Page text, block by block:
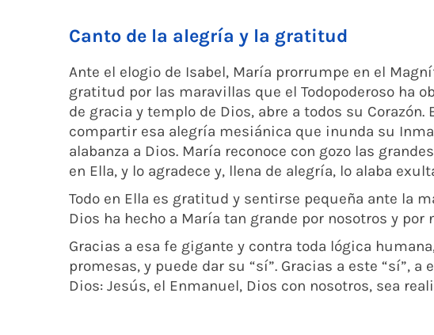
Canto de la alegría y la gratitud
Ante el elogio de Isabel, María prorrumpe en el
gratitud por las maravillas que el Todopoderoso ha
de gracia y templo de Dios, abre a todos su Corazón.
compartir esa alegría mesiánica que inunda su
alabanza a Dios. María reconoce con gozo las
en Ella, y lo agradece y, llena de alegría, lo alaba
Todo en Ella es gratitud y sentirse pequeña ante la
Dios ha hecho a María tan grande por nosotros y por
Gracias a esa fe gigante y contra toda lógica
promesas, y puede dar su “sí”. Gracias a este “sí”, a
Dios: Jesús, el Enmanuel, Dios con nosotros, sea